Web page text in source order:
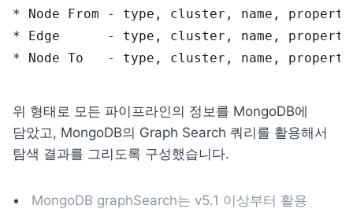
* Node From - type , cluster , name ,
* Edge
      -
type , cluster , name ,
* Node To
   -
type , cluster , name ,
위 형태로 모든 파이프라인의 정보를 MongoDB에
담았고, MongoDB의 Graph Search 쿼리를 활용해서
탐색 결과를 그리도록 구성했습니다.
MongoDB graphSearch는 v5.1 이상부터 활용